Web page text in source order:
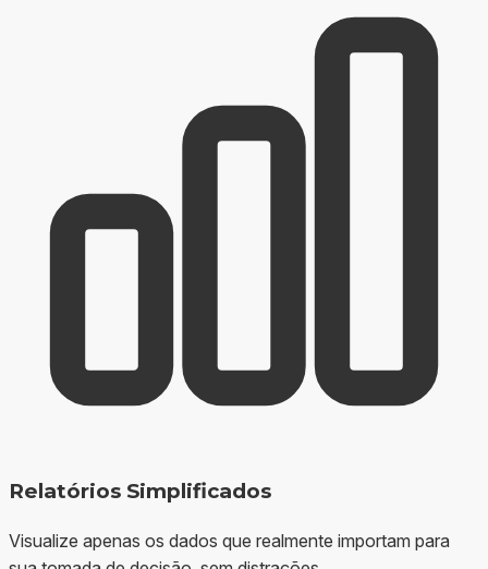
Relatórios Simplificados
Visualize apenas os dados que realmente importam para